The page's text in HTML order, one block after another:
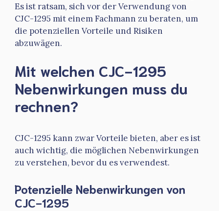
Es ist ratsam, sich vor der Verwendung von
CJC-1295 mit einem Fachmann zu beraten, um
die potenziellen Vorteile und Risiken
abzuwägen.
Mit welchen CJC-1295
Nebenwirkungen muss du
rechnen?
CJC-1295 kann zwar Vorteile bieten, aber es ist
auch wichtig, die möglichen Nebenwirkungen
zu verstehen, bevor du es verwendest.
Potenzielle Nebenwirkungen von
CJC-1295